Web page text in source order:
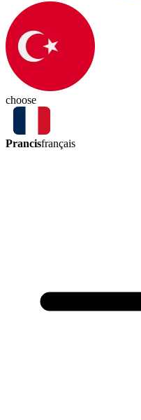
choose
Prancisfrançais